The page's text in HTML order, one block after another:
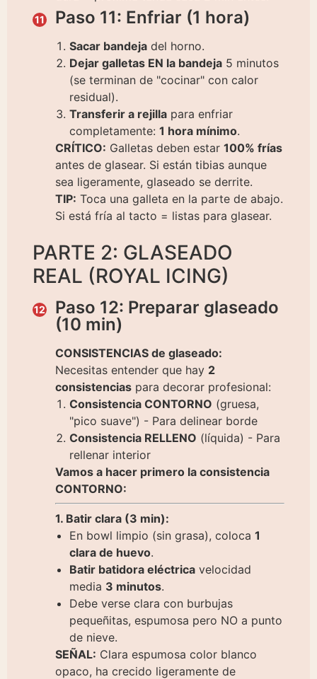
Paso 11: Enfriar (1 hora)
Sacar bandejadel horno.
Dejar galletas EN la bandeja5 minutos
(se terminan de "cocinar" con calor
residual).
Transferir a rejillapara enfriar
completamente: 1 hora mínimo.
CRÍTICO: Galletas deben estar 100% frías
antes de glasear. Si están tibias aunque
sea ligeramente, glaseado se derrite.
TIP: Toca una galleta en la parte de abajo.
Si está fría al tacto = listas para glasear.
PARTE 2: GLASEADO
REAL (ROYAL ICING)
Paso 12: Preparar glaseado
(10 min)
CONSISTENCIAS de glaseado:
Necesitas entender que hay 2
consistenciaspara decorar profesional:
Consistencia CONTORNO (gruesa,
"pico suave") - Para delinear borde
Consistencia RELLENO (líquida) - Para
rellenar interior
Vamos a hacer primero la consistencia
CONTORNO:
1. Batir clara (3 min):
En bowl limpio (sin grasa), coloca 1
clara de huevo.
Batir batidora eléctricavelocidad
media 3 minutos.
Debe verse clara con burbujas
pequeñitas, espumosa pero NO a punto
de nieve.
SEÑAL: Clara espumosa color blanco
opaco, ha crecido ligeramente de